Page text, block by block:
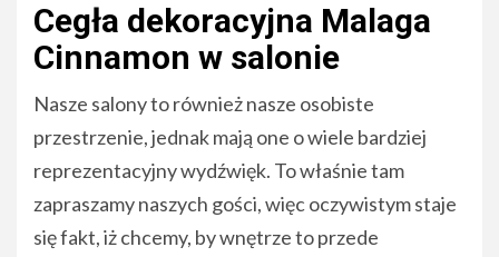
Cegła dekoracyjna Malaga
Cinnamon w salonie
Nasze salony to również nasze osobiste
przestrzenie, jednak mają one o wiele bardziej
reprezentacyjny wydźwięk. To właśnie tam
zapraszamy naszych gości, więc oczywistym staje
się fakt, iż chcemy, by wnętrze to przede